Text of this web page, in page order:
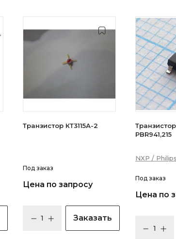
Транзистор КТ3115А-2
Под заказ
Цена по запросу
Заказать
PBR941,215
NXP / Philips
Под заказ
Цена по